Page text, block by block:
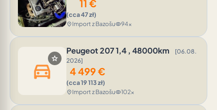
11 €
(cca 47 zł)
location_on Import z Bazošuvisibility94x
star
directions_car
Peugeot 207 1,4 , 48000km
[06.08.
2026]
4 499€
(cca 19 113 zł)
location_on Import z Bazošuvisibility102x